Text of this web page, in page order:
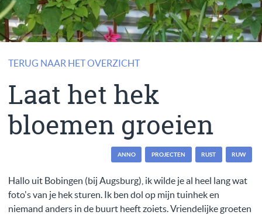
TERUG NAAR HET OVERZICHT
Laat het hek
bloemen groeien
ANNO PROJECTEN RUST RUW
Hallo uit Bobingen (bij Augsburg), ik wilde je al heel lang wat
foto's van je hek sturen. Ik ben dol op mijn tuinhek en
niemand anders in de buurt heeft zoiets. Vriendelijke groeten